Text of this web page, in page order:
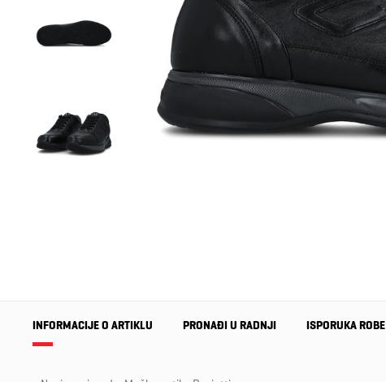
INFORMACIJE O ARTIKLU PRONAĐI U RADNJI ISPORUKA ROBE